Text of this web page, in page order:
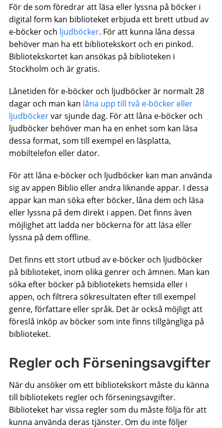
För de som föredrar att läsa eller lyssna på böcker i
digital form kan biblioteket erbjuda ett brett utbud av
e-böcker och ljudböcker. För att kunna låna dessa
behöver man ha ett bibliotekskort och en pinkod.
Bibliotekskortet kan ansökas på biblioteken i
Stockholm och är gratis.
Lånetiden för e-böcker och ljudböcker är normalt 28
dagar och man kan låna upp till två e-böcker eller
ljudböckervar sjunde dag. För att låna e-böcker och
ljudböcker behöver man ha en enhet som kan läsa
dessa format, som till exempel en läsplatta,
mobiltelefon eller dator.
För att låna e-böcker och ljudböcker kan man använda
sig av appen Biblio eller andra liknande appar. I dessa
appar kan man söka efter böcker, låna dem och läsa
eller lyssna på dem direkt i appen. Det finns även
möjlighet att ladda ner böckerna för att läsa eller
lyssna på dem offline.
Det finns ett stort utbud av e-böcker och ljudböcker
på biblioteket, inom olika genrer och ämnen. Man kan
söka efter böcker på bibliotekets hemsida eller i
appen, och filtrera sökresultaten efter till exempel
genre, författare eller språk. Det är också möjligt att
föreslå inköp av böcker som inte finns tillgängliga på
biblioteket.
Regler och Förseningsavgifter
När du ansöker om ett bibliotekskort måste du känna
till bibliotekets regler och förseningsavgifter.
Biblioteket har vissa regler som du måste följa för att
kunna använda deras tjänster. Om du inte följer